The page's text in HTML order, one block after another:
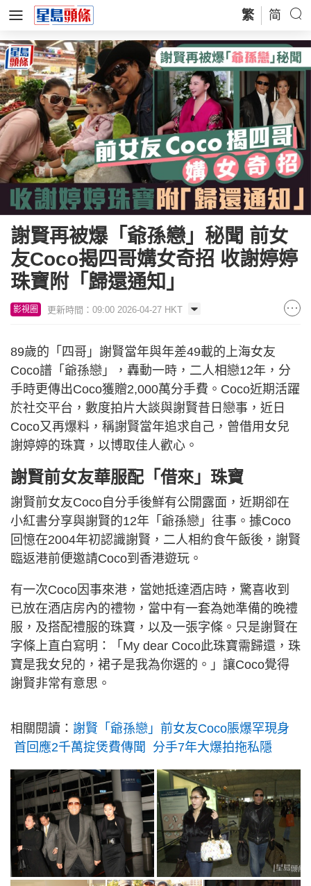
繁 简
謝賢再被爆「爺孫戀」秘聞 前女
友Coco揭四哥媾女奇招 收謝婷婷
珠寶附「歸還通知」
影視圈 更新時間：09:00 2026-04-27 HKT
89歲的「四哥」謝賢當年與年差49載的上海女友
Coco譜「爺孫戀」，轟動一時，二人相戀12年，分
手時更傳出Coco獲贈2,000萬分手費。Coco近期活躍
於社交平台，數度拍片大談與謝賢昔日戀事，近日
Coco又再爆料，稱謝賢當年追求自己，曾借用女兒
謝婷婷的珠寶，以博取佳人歡心。
謝賢前女友華服配「借來」珠寶
謝賢前女友Coco自分手後鮮有公開露面，近期卻在
小紅書分享與謝賢的12年「爺孫戀」往事。據Coco
回憶在2004年初認識謝賢，二人相約食午飯後，謝賢
臨返港前便邀請Coco到香港遊玩。
有一次Coco因事來港，當她抵達酒店時，驚喜收到
已放在酒店房內的禮物，當中有一套為她準備的晚禮
服，及搭配禮服的珠寶，以及一張字條。只是謝賢在
字條上直白寫明：「My dear Coco此珠寶需歸還，珠
寶是我女兒的，裙子是我為你選的。」讓Coco覺得
謝賢非常有意思。
相關閱讀： 謝賢「爺孫戀」前女友Coco脹爆罕現身
首回應2千萬掟煲費傳聞 分手7年大爆拍拖私隱